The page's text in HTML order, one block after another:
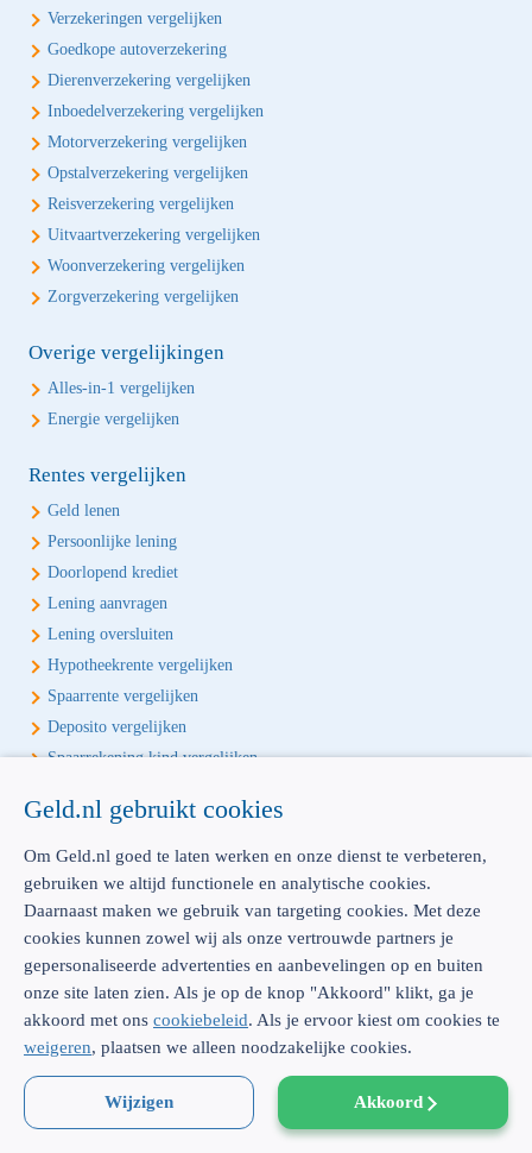
Verzekeringen vergelijken
Goedkope autoverzekering
Dierenverzekering vergelijken
Inboedelverzekering vergelijken
Motorverzekering vergelijken
Opstalverzekering vergelijken
Reisverzekering vergelijken
Uitvaartverzekering vergelijken
Woonverzekering vergelijken
Zorgverzekering vergelijken
Overige vergelijkingen
Alles-in-1 vergelijken
Energie vergelijken
Rentes vergelijken
Geld lenen
Persoonlijke lening
Doorlopend krediet
Lening aanvragen
Lening oversluiten
Hypotheekrente vergelijken
Spaarrente vergelijken
Deposito vergelijken
Spaarrekening kind vergelijken
Écht onafhankelijk vergelijken
Geld.nl is de écht onafhankelijke vergelijker voor je verzekeringen en
bankproducten. Vergelijk, kies het beste product voor jou en betaal
geen euro te veel!
AFM: 12039914 300.014480
Emmasingel 23 | 5611 AZ Eindhoven | Dienstverlening & disclaimer| Privacy|
Cookies| Sitemap|
WFT-vergunning: 12039914 |
© Geld.nl 2026
Geld.nl gebruikt cookies
Om Geld.nl goed te laten werken en onze dienst te verbeteren,
gebruiken we altijd functionele en analytische cookies.
Daarnaast maken we gebruik van targeting cookies. Met deze
cookies kunnen zowel wij als onze vertrouwde partners je
gepersonaliseerde advertenties en aanbevelingen op en buiten
onze site laten zien. Als je op de knop "Akkoord" klikt, ga je
akkoord met ons cookiebeleid. Als je ervoor kiest om cookies te
weigeren, plaatsen we alleen noodzakelijke cookies.
Wijzigen Akkoord